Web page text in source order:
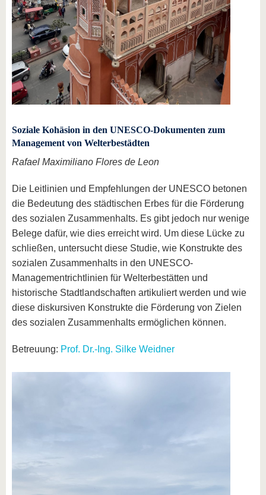
Soziale Kohäsion in den UNESCO-Dokumenten zum
Management von Welterbestädten
Rafael Maximiliano Flores de Leon
Die Leitlinien und Empfehlungen der UNESCO betonen
die Bedeutung des städtischen Erbes für die Förderung
des sozialen Zusammenhalts. Es gibt jedoch nur wenige
Belege dafür, wie dies erreicht wird. Um diese Lücke zu
schließen, untersucht diese Studie, wie Konstrukte des
sozialen Zusammenhalts in den UNESCO-
Managementrichtlinien für Welterbestätten und
historische Stadtlandschaften artikuliert werden und wie
diese diskursiven Konstrukte die Förderung von Zielen
des sozialen Zusammenhalts ermöglichen können.
Betreuung: Prof. Dr.-Ing. Silke Weidner